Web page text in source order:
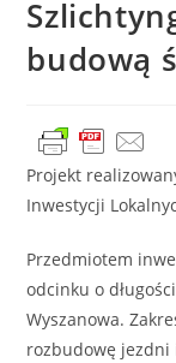
budową
Projekt
Inwestycji
Przedmiotem
odcinku o
Wyszanowa.
rozbudowę jezdni